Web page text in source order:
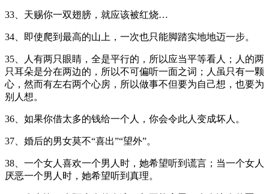
33、天赐你一双翅膀，就应该被红烧…
34、即使爬到最高的山上，一次也只能脚踏实地地迈一步。
35、人有两只眼睛，全是平行的，所以应当平等看人；人的两
只耳朵是分在两边的，所以不可偏听一面之词；人虽只有一颗
心，然而有左右两个心房，所以做事不但要为自己想，也要为
别人想。
36、如果你借太多的钱给一个人，你会令此人变成坏人。
37、婚后的男女莫不“喜出”“望外”。
38、一个女人喜欢一个男人时，她希望听到谎言；当一个女人
厌恶一个男人时，她希望听到真理。